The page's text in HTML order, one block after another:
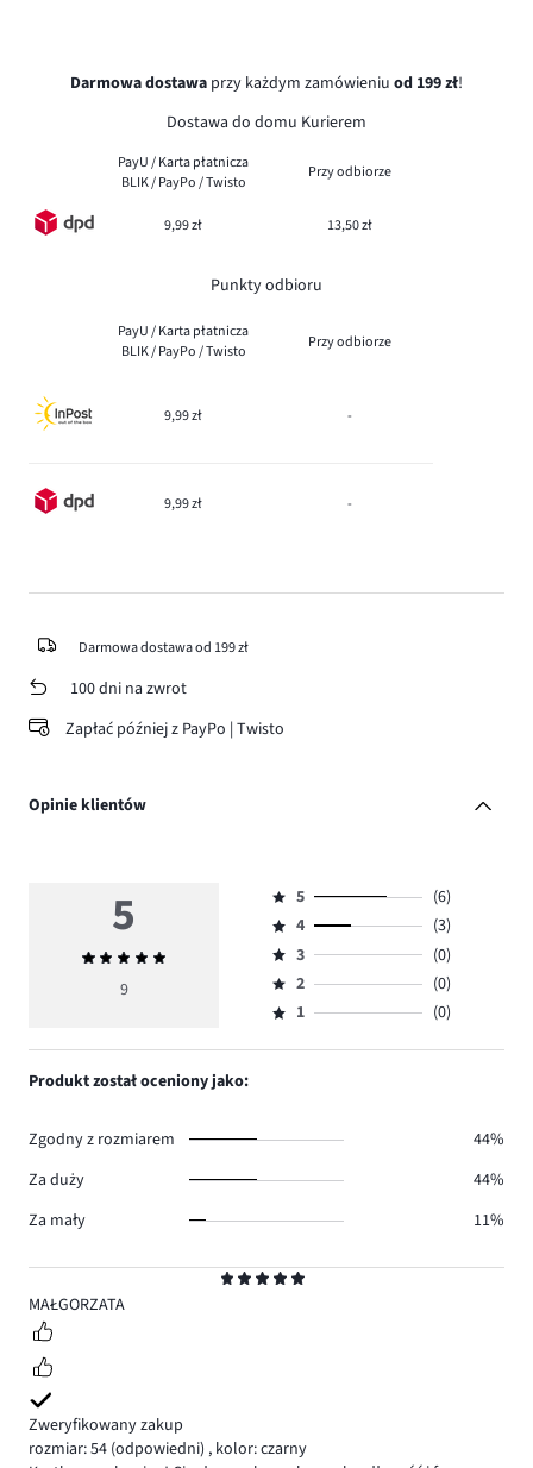
Darmowa dostawa przy każdym zamówieniu od 199 zł!
Dostawa do domu Kurierem
PayU / Karta płatnicza
BLIK / PayPo / Twisto
Przy odbiorze
9,99 zł 13,50 zł
Punkty odbioru
PayU / Karta płatnicza
BLIK / PayPo / Twisto
Przy odbiorze
9,99 zł -
9,99 zł -
Darmowa dostawa od 199 zł
100 dni na zwrot
Zapłać później z PayPo | Twisto
Opinie klientów
5
MAŁGORZATA
Zweryfikowany zakup
rozmiar: 54 (odpowiedni) , kolor: czarny
5
Średnia
ocena
9
Ocena
5,
ilość
głosów
6.
5
(6)
Ocena
4,
ilość
głosów
4
(3)
Ocena
3,
ilość
3
(0)
Ocena
2,
2
(0)
Ocena
1,
1 (0)
Produkt został oceniony jako:
Zgodny z rozmiarem
44%
Za duży
44%
Za mały
11%